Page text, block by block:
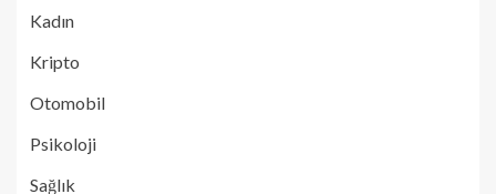
Kadın
Kripto
Otomobil
Psikoloji
Sağlık